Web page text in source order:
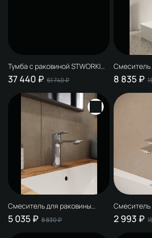
Тумба с раковиной STWORKI
Рандерс 100 белая,
подвесная, с подсветкой,
раковина Sanita luxe Novel Slim
37 440 ₽ 61 740 ₽
Смеситель
STWORKI
хром
8 835 ₽
Смеситель для раковины
STWORKI Рандерс S19010CR
хром
5 035 ₽ 8 830 ₽
Смеситель
STWORKI
хром,
2 993 ₽